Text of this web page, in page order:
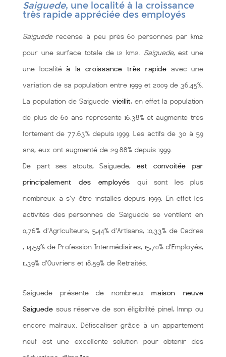
Saiguede, une localité à la croissance
très rapide appréciée des employés
Saiguederecense à peu près 60 personnes par km2
pour une surface totale de 12 km2. Saiguede, est une
une localité à la croissance très rapide avec une
variation de sa population entre 1999 et 2009 de 36.45%.
La population de Saiguede vieillit, en effet la population
de plus de 60 ans représente 16.38% et augmente très
fortement de 77.63% depuis 1999. Les actifs de 30 à 59
ans, eux ont augmenté de 29.88% depuis 1999.
De part ses atouts, Saiguede, est convoitée par
principalement des employés qui sont les plus
nombreux à s'y être installés depuis 1999. En effet les
activités des personnes de Saiguede se ventilent en
0,76% d'Agriculteurs, 5,44% d'Artisans, 10,33% de Cadres
, 14,59% de Profession Intermédiaires, 15,70% d'Employés,
11,39% d'Ouvriers et 18,59% de Retraités.
Saiguede présente de nombreuxmaison neuve
Saiguede sous réserve de son éligibilité pinel, lmnp ou
encore malraux. Défiscaliser grâce à un appartement
neuf est une excellente solution pour obtenir des